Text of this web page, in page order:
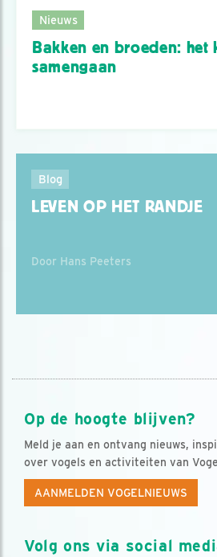
Nieuws
Bakken en broeden: het
samengaan
Blog
LEVEN OP HET RANDJE
Door Hans Peeters
Op de hoogte blijven?
Meld je aan en ontvang nieuws,
over vogels en activiteiten van
AANMELDEN VOGELNIEUWS
Volg ons via social